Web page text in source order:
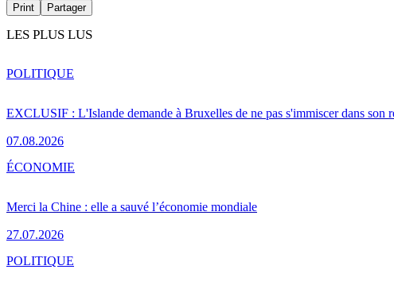
Print Partager
LES PLUS LUS
EXCLUSIF : L'Islande demande à Bruxelles de ne pas s'immiscer dans son
07.08.2026
POLITIQUE
Merci la Chine : elle a sauvé l’économie mondiale
27.07.2026
ÉCONOMIE
POLITIQUE